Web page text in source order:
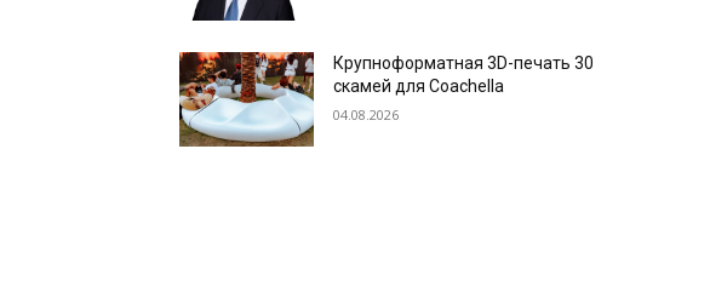
Крупноформатная 3D-печать 30
скамей для Coachella
04.08.2026